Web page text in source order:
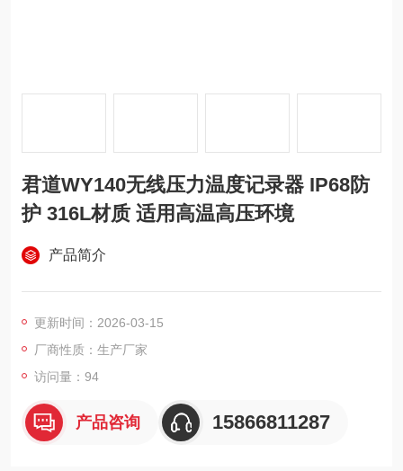
君道WY140无线压力温度记录器 IP68防
护 316L材质 适用高温高压环境
产品简介
更新时间：2026-03-15
厂商性质：生产厂家
访问量：94
产品咨询 15866811287